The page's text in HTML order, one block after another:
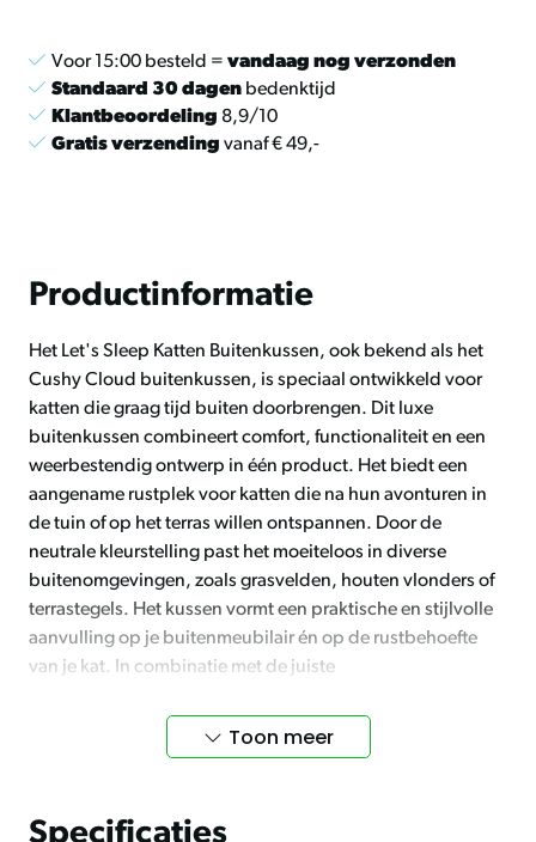
Voor 15:00 besteld = vandaag nog verzonden
Standaard 30 dagen bedenktijd
Klantbeoordeling 8,9/10
Gratis verzending vanaf € 49,-
Productinformatie
Het Let's Sleep Katten Buitenkussen, ook bekend als het
Cushy Cloud buitenkussen, is speciaal ontwikkeld voor
katten die graag tijd buiten doorbrengen. Dit luxe
buitenkussen combineert comfort, functionaliteit en een
weerbestendig ontwerp in één product. Het biedt een
aangename rustplek voor katten die na hun avonturen in
de tuin of op het terras willen ontspannen. Door de
neutrale kleurstelling past het moeiteloos in diverse
buitenomgevingen, zoals grasvelden, houten vlonders of
terrastegels. Het kussen vormt een praktische en stijlvolle
aanvulling op je buitenmeubilair én op de rustbehoefte
van je kat. In combinatie met de juiste
zorg je bovendien voor een hygiënische leefomgeving –
zowel binnen als buiten.
Ontworpen voor buitengebruik – weerbestendig en
Toon meer
Specificaties